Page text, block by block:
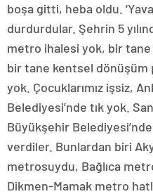
boşa gitti, heba oldu.
durdurdular. Şehrin 5
metro ihalesi yok, bir
bir tane kentsel
yok. Çocuklarımız işsiz,
Belediyesi’nde tık yok.
Büyükşehir
verdiler. Bunlardan biri
metrosuydu, Bağlıca
Dikmen-Mamak metro